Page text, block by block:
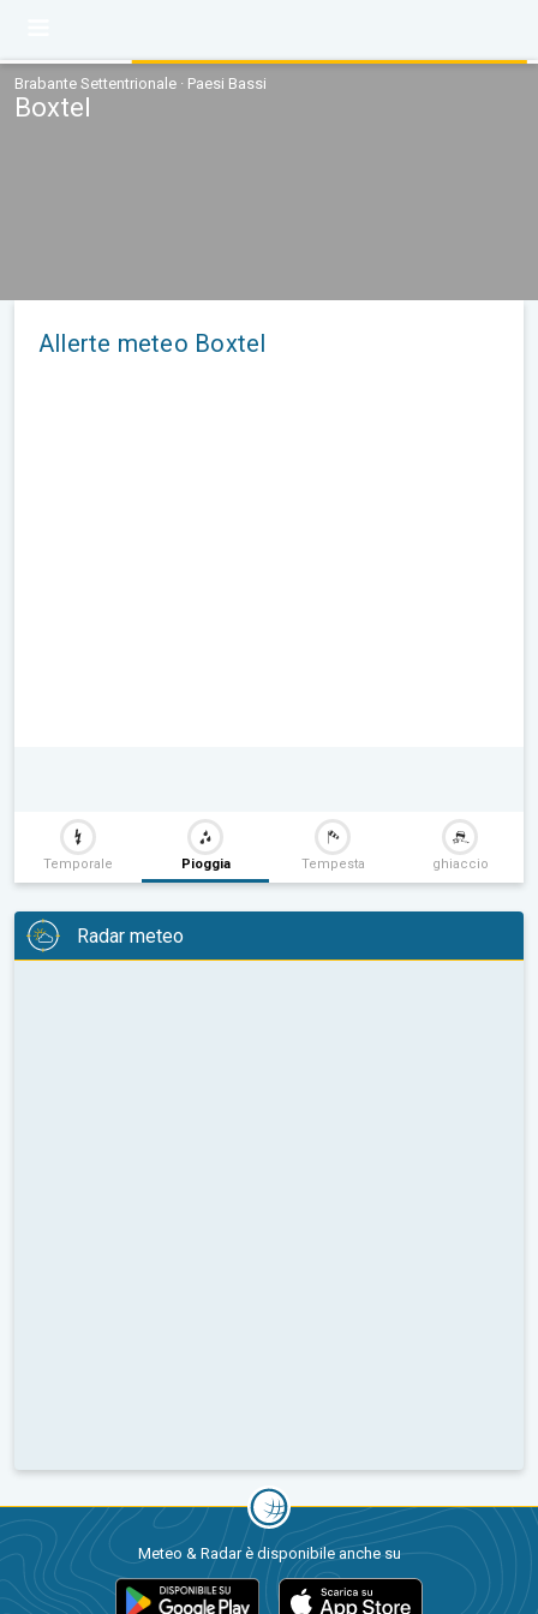
Brabante Settentrionale · Paesi Bassi
Boxtel
Allerte meteo Boxtel
Temporale Pioggia Tempesta ghiaccio
Radar meteo
Meteo & Radar è disponibile anche su